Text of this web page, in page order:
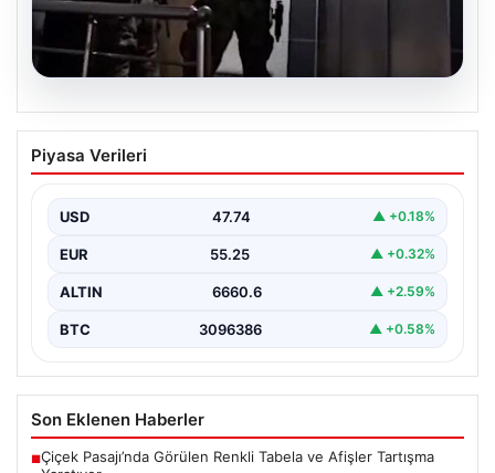
İntihar Eden Kişinin Mektubunda Ortaya
Çıkan İsimler ile Milyarlık Tefecilik
Elazığ'da, tefecilere borçlandığını belirterek yaşamına
alan…
Piyasa Verileri
USD 47.74 ▲ +0.18%
EUR 55.25 ▲ +0.32%
ALTIN 6660.6 ▲ +2.59%
BTC 3096386 ▲ +0.58%
Son Eklenen Haberler
■Çiçek Pasajı’nda Görülen Renkli Tabela ve Afişler Tartışma